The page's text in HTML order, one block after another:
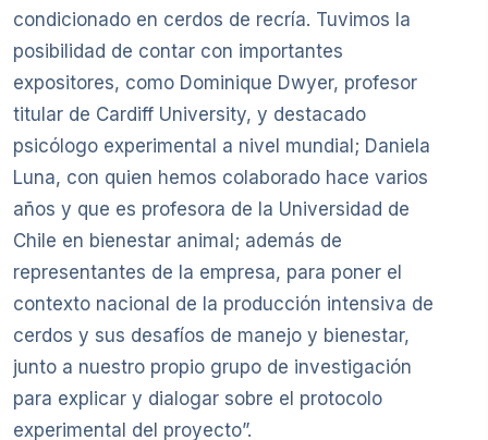
condicionado en cerdos de recría. Tuvimos la
posibilidad de contar con importantes
expositores, como Dominique Dwyer, profesor
titular de Cardiff University, y destacado
psicólogo experimental a nivel mundial; Daniela
Luna, con quien hemos colaborado hace varios
años y que es profesora de la Universidad de
Chile en bienestar animal; además de
representantes de la empresa, para poner el
contexto nacional de la producción intensiva de
cerdos y sus desafíos de manejo y bienestar,
junto a nuestro propio grupo de investigación
para explicar y dialogar sobre el protocolo
experimental del proyecto”.